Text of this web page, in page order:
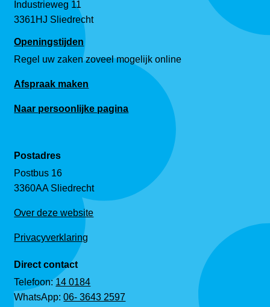
Industrieweg 11
3361HJ Sliedrecht
Openingstijden
Regel uw zaken zoveel mogelijk online
Afspraak maken
Naar persoonlijke pagina
Postadres
Postbus 16
3360AA Sliedrecht
Over deze website
Privacyverklaring
Direct contact
Telefoon:14 0184
WhatsApp:06- 3643 2597